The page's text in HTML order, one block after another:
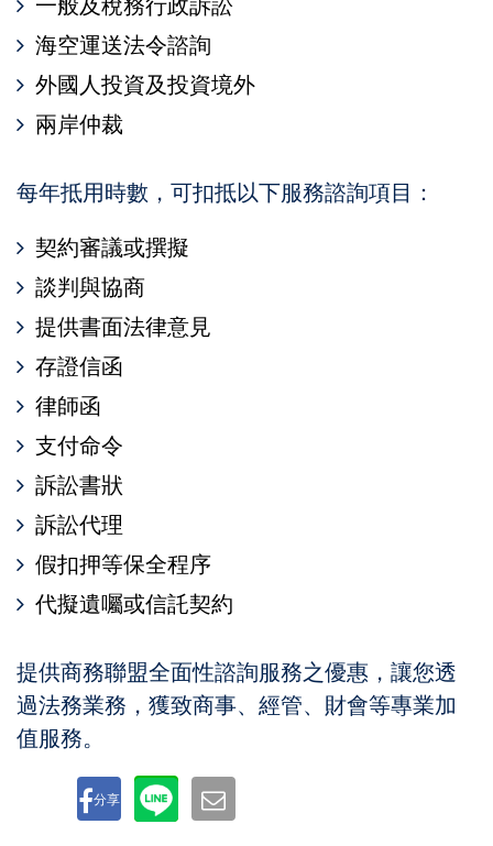
海空運送法令諮詢
外國人投資及投資境外
兩岸仲裁
每年抵用時數，可扣抵以下服務諮詢項目：
契約審議或撰擬
談判與協商
提供書面法律意見
存證信函
律師函
支付命令
訴訟書狀
訴訟代理
假扣押等保全程序
代擬遺囑或信託契約
提供商務聯盟全面性諮詢服務之優惠，讓您透
過法務業務，獲致商事、經管、財會等專業加
值服務。
分享